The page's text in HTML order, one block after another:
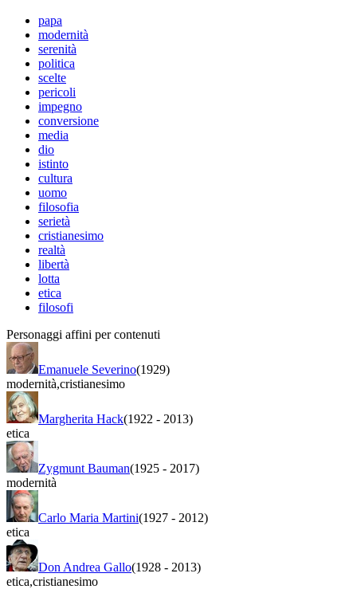
papa
modernità
serenità
politica
scelte
pericoli
impegno
conversione
media
dio
istinto
cultura
uomo
filosofia
serietà
cristianesimo
realtà
libertà
lotta
etica
filosofi
Personaggi affini per contenuti
Emanuele Severino(1929)
modernità,cristianesimo
Margherita Hack(1922 - 2013)
etica
Zygmunt Bauman(1925 - 2017)
modernità
Carlo Maria Martini(1927 - 2012)
etica
Don Andrea Gallo(1928 - 2013)
etica,cristianesimo